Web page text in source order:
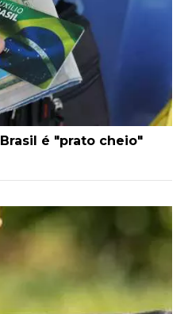
é "prato cheio"